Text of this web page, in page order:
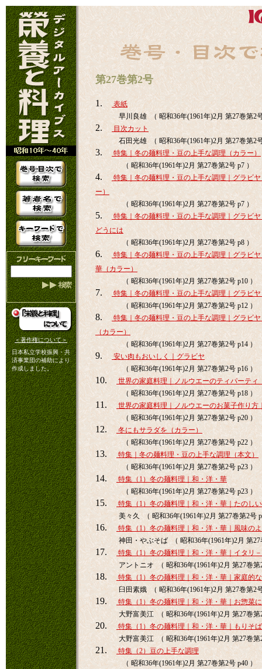
＜著作権について＞
日本私立学校振興・共
済事業団の補助により
作成しました。
第27巻第2号
1.
表紙
早川良雄 （ 昭和36年(1961年)2月 第27巻第2
2.
目次カット
石田光雄 （ 昭和36年(1961年)2月 第27巻第2
3.
特集｜冬の麺料理・豆の上手な調理（カラー）
（ 昭和36年(1961年)2月 第27巻第2号 p7 ）
4.
特集｜冬の麺料理・豆の上手な調理｜グラビ
ー）
（ 昭和36年(1961年)2月 第27巻第2号 p7 ）
5.
特集｜冬の麺料理・豆の上手な調理｜グラビ
どうには
（ 昭和36年(1961年)2月 第27巻第2号 p8 ）
6.
特集｜冬の麺料理・豆の上手な調理｜グラビ
華（カラー）
（ 昭和36年(1961年)2月 第27巻第2号 p10 ）
7.
特集｜冬の麺料理・豆の上手な調理｜グラビ
（ 昭和36年(1961年)2月 第27巻第2号 p12 ）
8.
特集｜冬の麺料理・豆の上手な調理｜グラビ
（カラー）
（ 昭和36年(1961年)2月 第27巻第2号 p14 ）
9.
安い肉もおいしく｜グラビヤ
（ 昭和36年(1961年)2月 第27巻第2号 p16 ）
10.
世界の家庭料理｜ノルウエーのティパーティ
（ 昭和36年(1961年)2月 第27巻第2号 p18 ）
11.
世界の家庭料理｜ノルウエーのお菓子作り方
（ 昭和36年(1961年)2月 第27巻第2号 p20 ）
12.
冬にもサラダを（カラー）
（ 昭和36年(1961年)2月 第27巻第2号 p22 ）
13.
特集｜冬の麺料理・豆の上手な調理（本文）
（ 昭和36年(1961年)2月 第27巻第2号 p23 ）
14.
特集（1）冬の麺料理｜和・洋・華
（ 昭和36年(1961年)2月 第27巻第2号 p23 ）
15.
特集（1）冬の麺料理｜和・洋・華｜たのし
美々久 （ 昭和36年(1961年)2月 第27巻第2号
16.
特集（1）冬の麺料理｜和・洋・華｜風味の
神田・やぶそば （ 昭和36年(1961年)2月 第27
17.
特集（1）冬の麺料理｜和・洋・華｜イタリ
アントニオ （ 昭和36年(1961年)2月 第27巻第
18.
特集（1）冬の麺料理｜和・洋・華｜家庭的
臼田素娥 （ 昭和36年(1961年)2月 第27巻第2
19.
特集（1）冬の麺料理｜和・洋・華｜お惣菜
大野富美江 （ 昭和36年(1961年)2月 第27巻第
20.
特集（1）冬の麺料理｜和・洋・華｜もりそ
大野富美江 （ 昭和36年(1961年)2月 第27巻第
21.
特集（2）豆の上手な調理
（ 昭和36年(1961年)2月 第27巻第2号 p40 ）